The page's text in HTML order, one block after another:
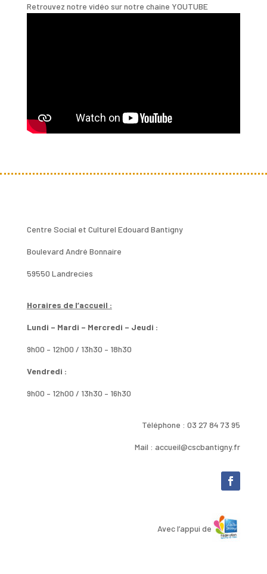
Retrouvez notre vidéo sur notre chaine YOUTUBE
Centre Social et Culturel Edouard Bantigny
Boulevard André Bonnaire
59550 Landrecies
Horaires de l’accueil :
Lundi – Mardi – Mercredi – Jeudi :
9h00 – 12h00 / 13h30 – 18h30
Vendredi :
9h00 – 12h00 / 13h30 – 16h30
Téléphone : 03 27 84 73 95
Mail : accueil@cscbantigny.fr
Avec l’appui de